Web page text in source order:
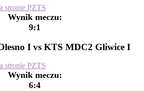
stronie PZTS
Wynik meczu:
9:1
I vs KTS MDC2 Gliwice I
stronie PZTS
Wynik meczu:
6:4